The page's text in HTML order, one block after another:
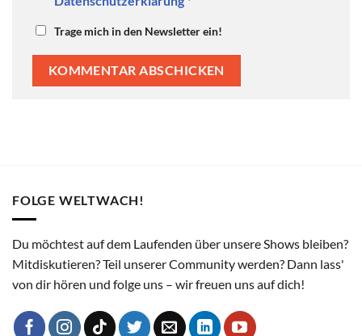
Trage mich in den Newsletter ein!
FOLGE WELTWACH!
Du möchtest auf dem Laufenden über unsere Shows bleiben?
Mitdiskutieren? Teil unserer Community werden? Dann lass'
von dir hören und folge uns – wir freuen uns auf dich!